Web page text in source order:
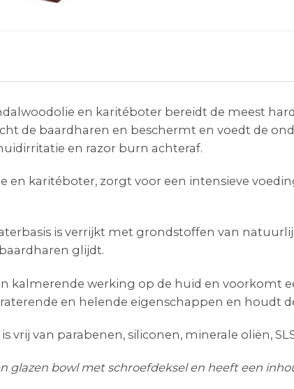
en karitéboter bereidt de meest
de baardharen en beschermt en voedt de
en razor burn achteraf.
en karitéboter, zorgt voor een intensieve
is verrijkt met grondstoffen van
glijdt.
kalmerende werking op de huid en voorkomt
en helende eigenschappen en houdt
vrij van parabenen, siliconen, minerale oliën,
glazen bowl met schroefdeksel en heeft een